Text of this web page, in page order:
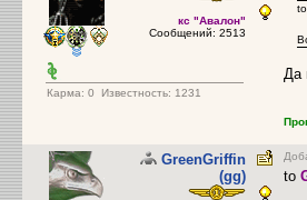
кс "Авалон"
Сообщений: 2513
Карма: 0 Известность: 1231
Да
GreenGriffin
(gg)
to